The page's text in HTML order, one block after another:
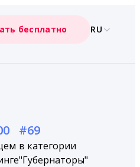
бесплатно RU
#69
в категории
"Губернаторы"